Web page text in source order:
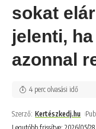
sokat
jelenti,
azonnal
Szerző: Kertészkedj.hu
4 perc olvasási idő